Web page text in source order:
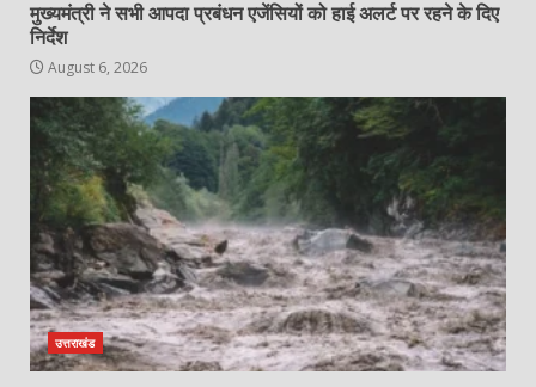
मुख्यमंत्री ने सभी आपदा प्रबंधन एजेंसियों को हाई अलर्ट पर रहने के दिए
निर्देश
August 6, 2026
उत्तराखंड